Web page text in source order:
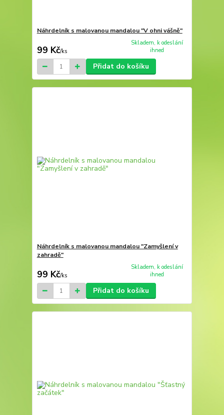
Náhrdelník s malovanou mandalou "V ohni vášně"
99 Kč/ks
Skladem, k odeslání
ihned
Přidat do košíku
Náhrdelník s malovanou mandalou "Zamyšlení v
zahradě"
99 Kč/ks
Skladem, k odeslání
ihned
Přidat do košíku